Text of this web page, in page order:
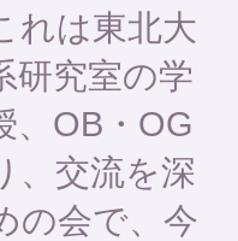
れは東北大
研究室の学
、OB・OG
、交流を深
の会で、今